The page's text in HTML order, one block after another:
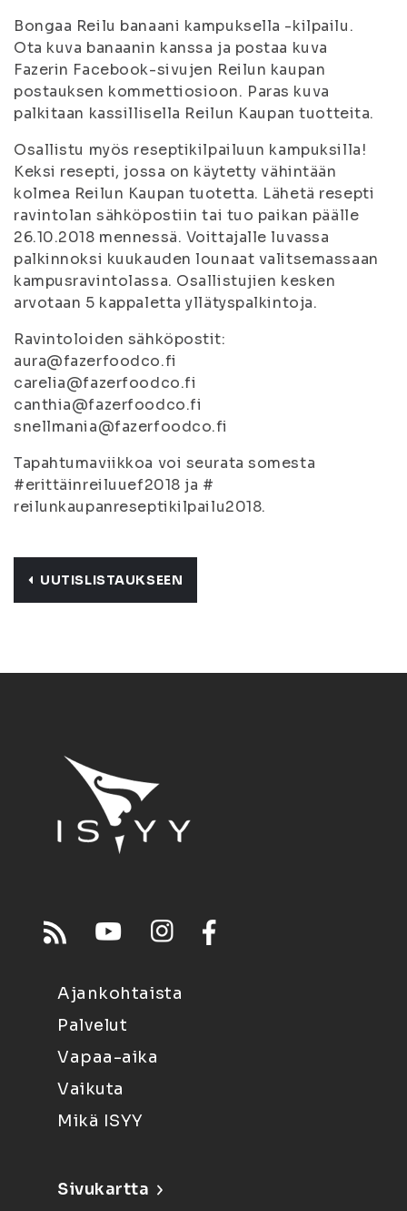
Bongaa Reilu banaani kampuksella -kilpailu.
Ota kuva banaanin kanssa ja postaa kuva
Fazerin Facebook-sivujen Reilun kaupan
postauksen kommettiosioon. Paras kuva
palkitaan kassillisella Reilun Kaupan tuotteita.
Osallistu myös reseptikilpailuun kampuksilla!
Keksi resepti, jossa on käytetty vähintään
kolmea Reilun Kaupan tuotetta. Lähetä resepti
ravintolan sähköpostiin tai tuo paikan päälle
26.10.2018 mennessä. Voittajalle luvassa
palkinnoksi kuukauden lounaat valitsemassaan
kampusravintolassa. Osallistujien kesken
arvotaan 5 kappaletta yllätyspalkintoja.
Ravintoloiden sähköpostit:
aura@fazerfoodco.fi
carelia@fazerfoodco.fi
canthia@fazerfoodco.fi
snellmania@fazerfoodco.fi
Tapahtumaviikkoa voi seurata somesta
#erittäinreiluuef2018 ja #
reilunkaupanreseptikilpailu2018.
UUTISLISTAUKSEEN
Ajankohtaista
Palvelut
Vapaa-aika
Vaikuta
Mikä ISYY
Sivukartta